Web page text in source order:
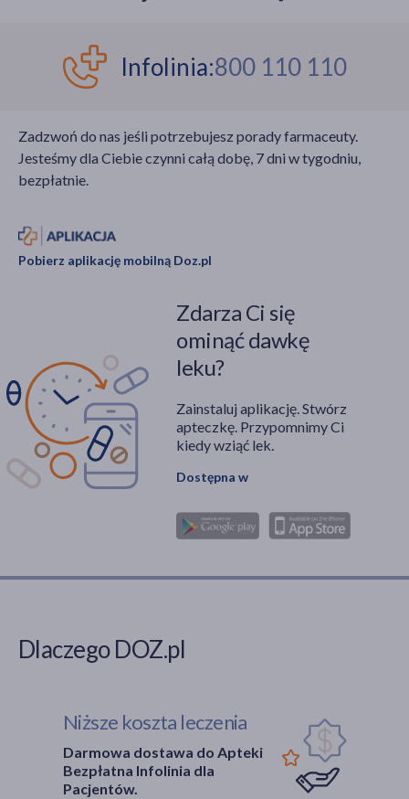
Infolinia:800 110 110
Zadzwoń do nas jeśli potrzebujesz porady farmaceuty.
Jesteśmy dla Ciebie czynni całą dobę, 7 dni w tygodniu,
bezpłatnie.
Pobierz aplikację mobilną Doz.pl
Zdarza Ci się
ominąć dawkę
leku?
Zainstaluj aplikację. Stwórz
apteczkę. Przypomnimy Ci
kiedy wziąć lek.
Dostępna w
Dlaczego DOZ.pl
Niższe koszta leczenia
Darmowa dostawa do Apteki
Bezpłatna Infolinia dla
Pacjentów.